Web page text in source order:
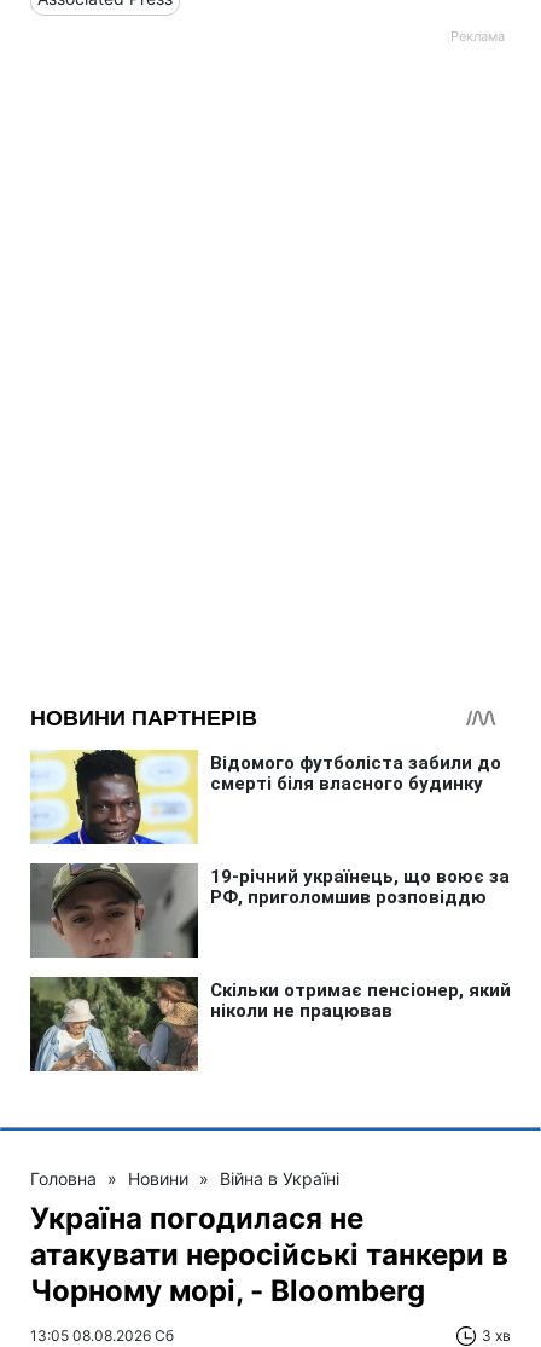
Головна » Новини » Війна в Україні
Україна погодилася не
атакувати неросійські танкери в
Чорному морі, - Bloomberg
13:05 08.08.2026 Сб 3 хв